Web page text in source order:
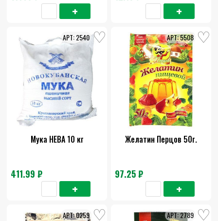
Мука НЕВА 10 кг
411.99 ₽
2540
Желатин Перцов 50г.
97.25 ₽
5508
0259 2789